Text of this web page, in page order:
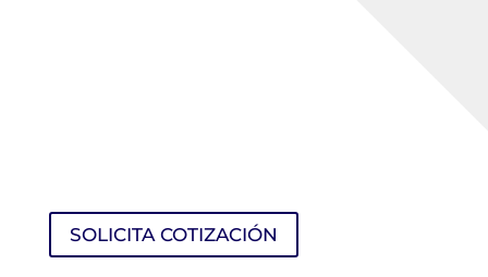
SOLICITA COTIZACIÓN